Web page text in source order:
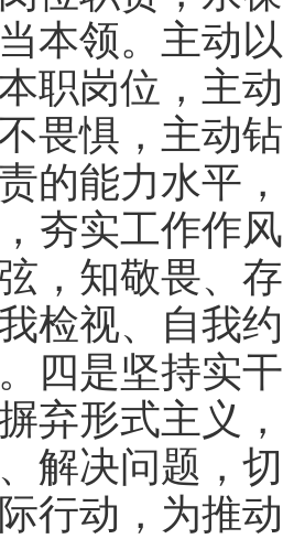
本领。主动
职岗位，主
畏惧，主动
的能力水平
夯实工作作
，知敬畏、
检视、自我
四是坚持实
弃形式主义
解决问题，
行动，为推